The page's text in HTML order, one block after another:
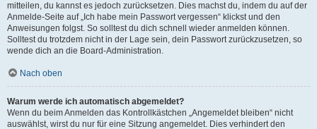
mitteilen, du kannst es jedoch zurücksetzen. Dies machst du, indem du auf der
Anmelde-Seite auf „Ich habe mein Passwort vergessen“ klickst und den
Anweisungen folgst. So solltest du dich schnell wieder anmelden können.
Solltest du trotzdem nicht in der Lage sein, dein Passwort zurückzusetzen, so
wende dich an die Board-Administration.
Nach oben
Warum werde ich automatisch abgemeldet?
Wenn du beim Anmelden das Kontrollkästchen „Angemeldet bleiben“ nicht
auswählst, wirst du nur für eine Sitzung angemeldet. Dies verhindert den